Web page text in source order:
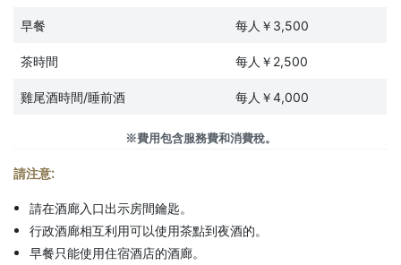
早餐 每人￥3,500
茶時間 每人￥2,500
雞尾酒時間/睡前酒 每人￥4,000
※費用包含服務費和消費稅。
請注意:
請在酒廊入口出示房間鑰匙。
行政酒廊相互利用可以使用茶點到夜酒的。
早餐只能使用住宿酒店的酒廊。